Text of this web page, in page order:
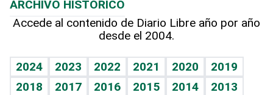
Hablando con el pediatra
Vida y familia
Eñe
TBT Deportivo
Más firmas
Hecho en casa
Guía del dinero
Cumpleaños
Horóscopos
Crucigramas
ARCHIVO HISTÓRICO
Accede al contenido de Diario Libre año por año
desde el 2004.
2024 2023 2022 2021 2020
2019
2018
2017 2016 2015 2014
2013